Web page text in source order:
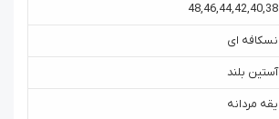
38
,
40
,
42
,
44
,
46
,
48
نسکافه ای
آستین بلند
یقه مردانه